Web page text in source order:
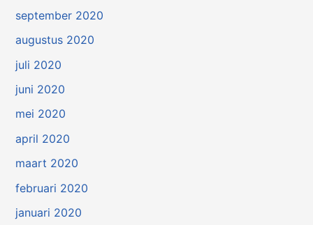
september 2020
augustus 2020
juli 2020
juni 2020
mei 2020
april 2020
maart 2020
februari 2020
januari 2020